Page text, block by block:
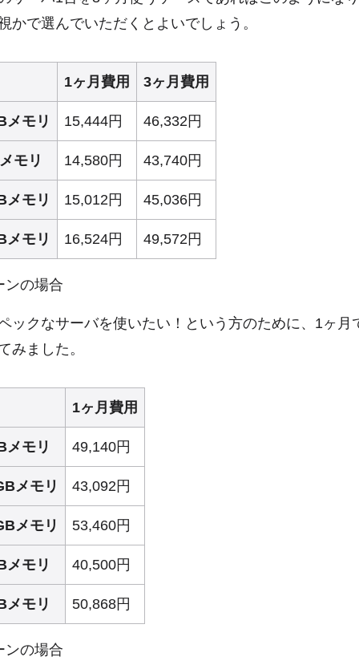
かで選んでいただくとよいでしょう。
1ヶ月費用 3ヶ月費用
メモリ 15,444円 46,332円
モリ 14,580円 43,740円
メモリ 15,012円 45,036円
メモリ 16,524円 49,572円
の場合
ックなサーバを使いたい！という方のために、1ヶ月
みました。
1ヶ月費用
メモリ 49,140円
メモリ 43,092円
メモリ 53,460円
メモリ 40,500円
メモリ 50,868円
の場合